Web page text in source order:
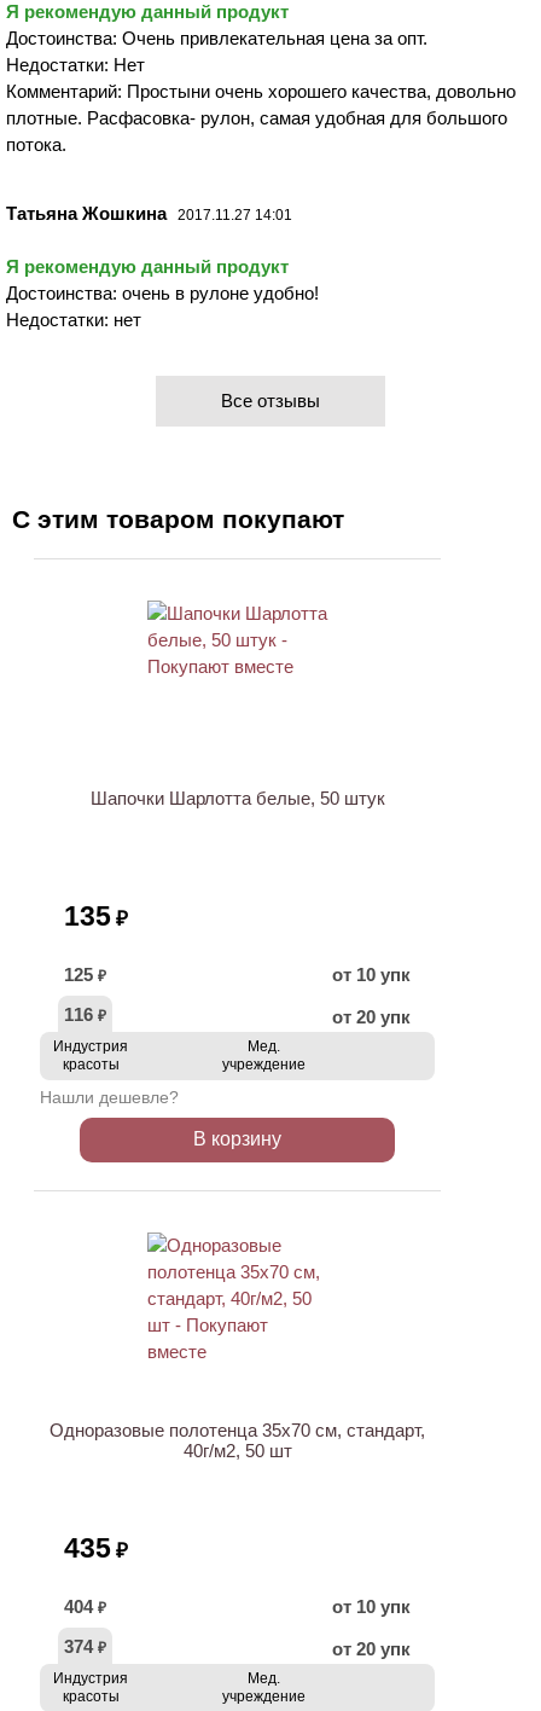
Я рекомендую данный продукт
Достоинства: Очень привлекательная цена за опт.
Недостатки: Нет
Комментарий: Простыни очень хорошего качества, довольно
плотные. Расфасовка- рулон, самая удобная для большого
потока.
Татьяна Жошкина 2017.11.27 14:01
Я рекомендую данный продукт
Достоинства: очень в рулоне удобно!
Недостатки: нет
Все отзывы
С этим товаром покупают
Шапочки Шарлотта белые, 50 штук
135 ₽
125 ₽
от 10 упк
116 ₽ от 20 упк
Индустрия
красоты
Мед.
учреждение
Нашли дешевле?
В корзину
Одноразовые полотенца 35х70 см, стандарт,
40г/м2, 50 шт
435 ₽
404 ₽
от 10 упк
374 ₽ от 20 упк
Индустрия
красоты
Мед.
учреждение